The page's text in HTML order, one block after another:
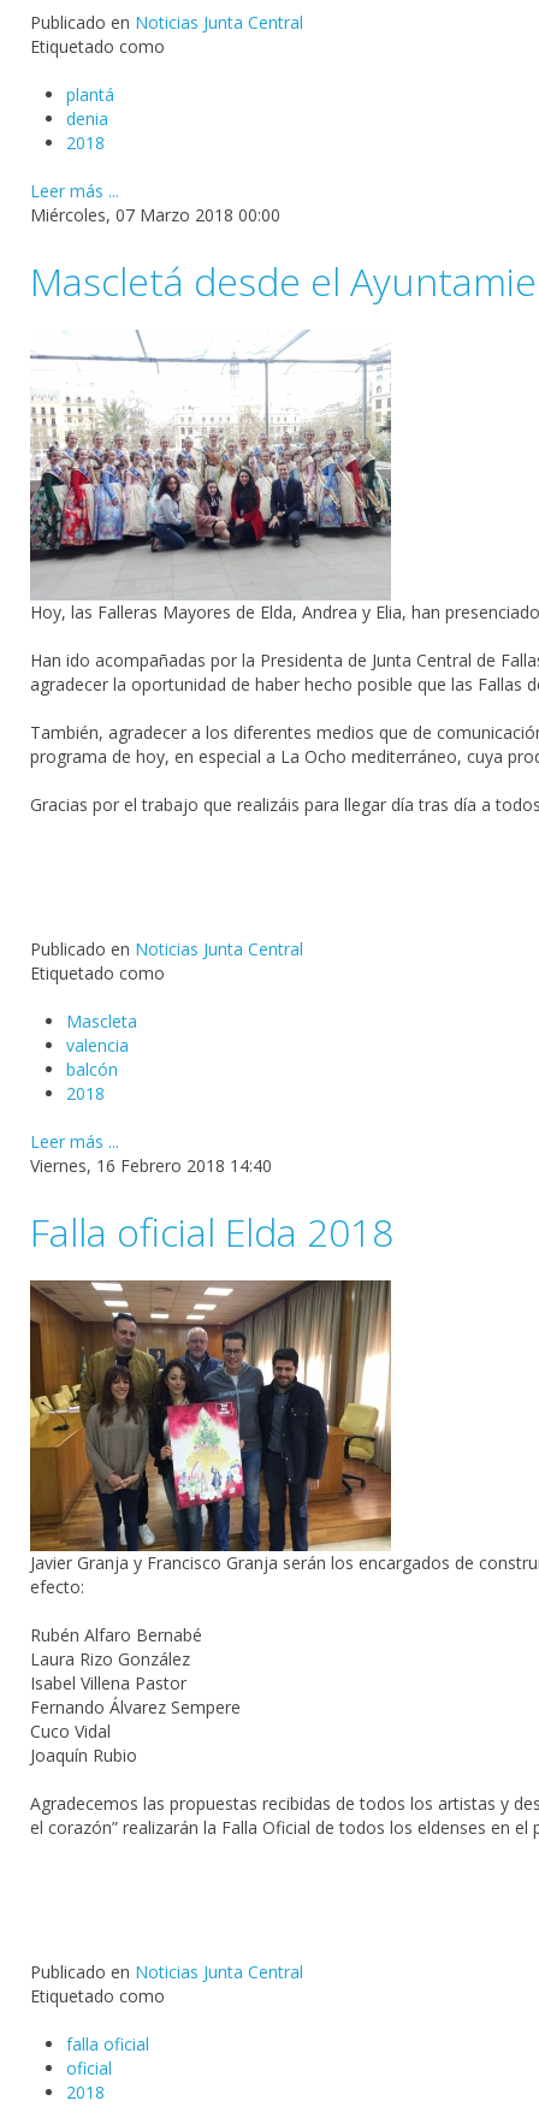
Publicado en Noticias Junta Central
Etiquetado como
plantá
denia
2018
Leer más ...
Miércoles, 07 Marzo 2018 00:00
Mascletá desde el
Hoy, las Falleras Mayores de Elda, Andrea y Elia, han
Han ido acompañadas por la Presidenta de Junta Central de
agradecer la oportunidad de haber hecho posible que las Fallas
También, agradecer a los diferentes medios que de
programa de hoy, en especial a La Ocho mediterráneo, cuya
Gracias por el trabajo que realizáis para llegar día tras día a
Publicado en Noticias Junta Central
Etiquetado como
Mascleta
valencia
balcón
2018
Leer más ...
Viernes, 16 Febrero 2018 14:40
Falla oficial Elda 2018
Javier Granja y Francisco Granja serán los encargados de
efecto:
Rubén Alfaro Bernabé
Laura Rizo González
Isabel Villena Pastor
Fernando Álvarez Sempere
Cuco Vidal
Joaquín Rubio
Agradecemos las propuestas recibidas de todos los artistas y
el corazón” realizarán la Falla Oficial de todos los eldenses en
Publicado en Noticias Junta Central
Etiquetado como
falla oficial
oficial
2018